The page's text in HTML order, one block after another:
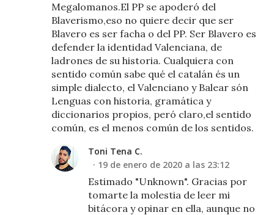
Megalomanos.El PP se apoderó del
Blaverismo,eso no quiere decir que ser
Blavero es ser facha o del PP. Ser Blavero es
defender la identidad Valenciana, de
ladrones de su historia. Cualquiera con
sentido común sabe qué el catalán és un
simple dialecto, el Valenciano y Balear són
Lenguas con historia, gramática y
diccionarios propios, peró claro,el sentido
común, es el menos común de los sentidos.
Toni Tena C.
19 de enero de 2020 a las 23:12
Estimado "Unknown". Gracias por
tomarte la molestia de leer mi
bitácora y opinar en ella, aunque no